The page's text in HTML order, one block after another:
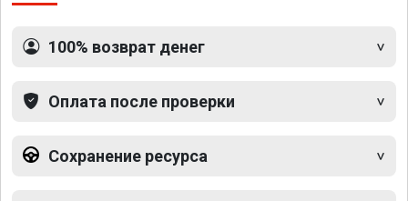
100% возврат денег
Оплата после проверки
Сохранение ресурса